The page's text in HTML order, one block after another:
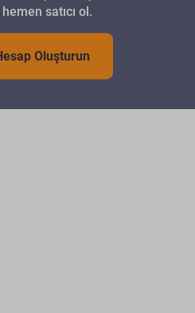
satıcı ol.
Oluşturun